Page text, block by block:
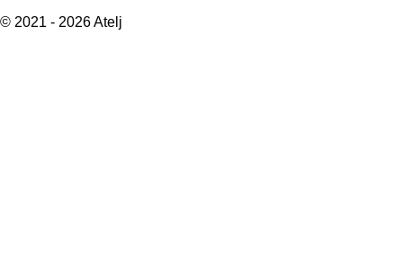
© 2021 - 2026 Atelj